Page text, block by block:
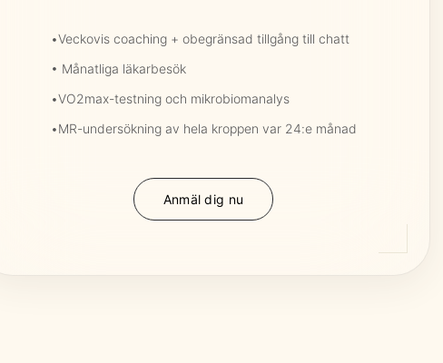
•Veckovis coaching + obegränsad tillgång till chatt
• Månatliga läkarbesök
•VO2max-testning och mikrobiomanalys
•MR-undersökning av hela kroppen var 24:e månad
Anmäl dig nu